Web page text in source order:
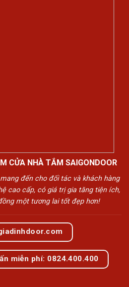
CỬA NHÀ TẮM SAIGONDOOR
mang đến cho đối tác và khách hàng
cao cấp, có giá trị gia tăng tiện ích,
một tương lai tốt đẹp hơn!
miễn phí: 0824.400.400